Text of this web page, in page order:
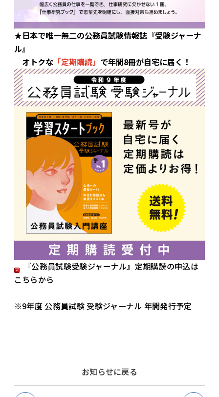
★日本で唯一無二の公務員試験情報誌『受験ジャーナ
ル』
オトクな「定期購読」 で年間8冊が自宅に届く！
『公務員試験受験ジャーナル』定期購読の申込は
こちらから
※9年度 公務員試験 受験ジャーナル 年間発行予定
お知らせに戻る